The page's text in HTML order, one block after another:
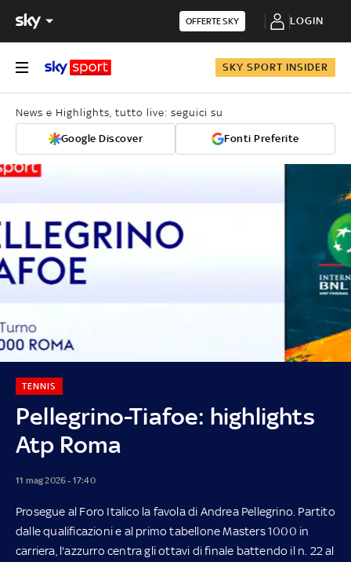
OFFERTE SKY LOGIN
SKY SPORT INSIDER
News e Highlights, tutto live: seguici su
Google Discover Fonti Preferite
Pellegrino-Tiafoe: highlights
Atp Roma
TENNIS
11 mag 2026 - 17:40
Prosegue al Foro Italico la favola di Andrea Pellegrino. Partito
dalle qualificazioni e al primo tabellone Masters 1000 in
carriera, l'azzurro centra gli ottavi di finale battendo il n. 22 al